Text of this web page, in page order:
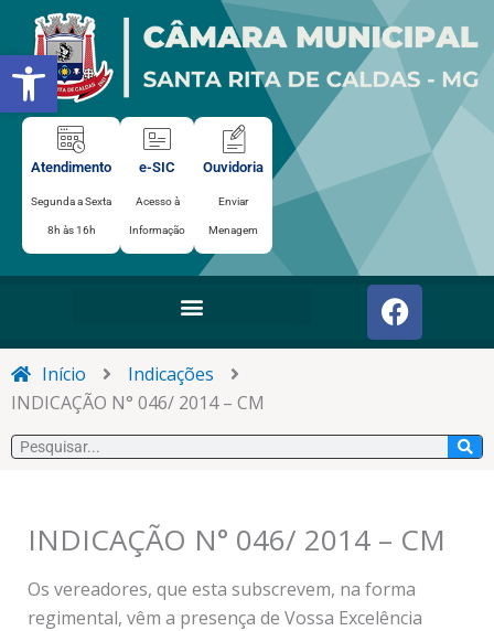
Abrir a barra de ferramentas
para
conteúdo
Atendimento
Segunda a Sexta
8h às 16h
e-SIC
Acesso à
Informação
Ouvidoria
Enviar
Menagem
F
a
c
o
o
Início
Indicações
INDICAÇÃO N° 046/ 2014 – CM
Pesquisar
INDICAÇÃO N° 046/ 2014 – CM
Os vereadores, que esta subscrevem, na forma
regimental, vêm a presença de Vossa Excelência